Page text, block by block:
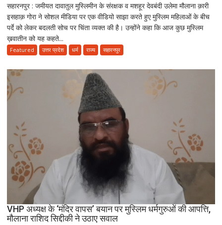
”इस्लाम
नए
ज़माने
नहीं,
क़ुरआन
और
उलेमा
सहारनपुर : जमीयत दावातुल मुस्लिमीन के संरक्षक व मशहूर देवबंदी उलेमा मौलाना क़ारी
इसहाक़ गोरा ने सोशल मीडिया पर एक वीडियो साझा करते हुए मुस्लिम महिलाओं के बीच
पर्दे को लेकर बदलती सोच पर चिंता व्यक्त की है। उन्होंने कहा कि आज कुछ मुस्लिम
ख़वातीन को यह कहते...
Featured उत्तर प्रदेश धर्म राज्य सहारनपुर
VHP अध्यक्ष के ‘मंदिर वापस’ बयान पर मुस्लिम धर्मगुरुओं की आपत्ति,
मौलाना राशिद सिद्दीकी ने उठाए सवाल